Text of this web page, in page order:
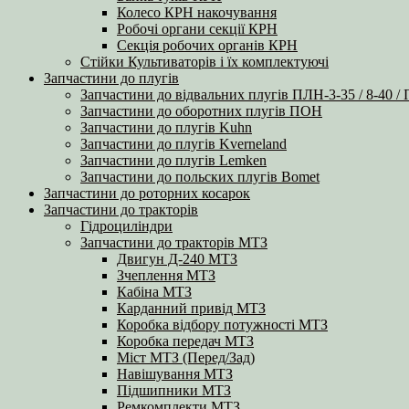
Колесо КРН накочування
Робочі органи секції КРН
Секція робочих органів КРН
Стійки Культиваторів і їх комплектуючі
Запчастини до плугів
Запчастини до відвальних плугів ПЛН-3-35 / 8-40
Запчастини до оборотних плугів ПОН
Запчастини до плугів Kuhn
Запчастини до плугів Kverneland
Запчастини до плугів Lemken
Запчастини до польских плугів Bomet
Запчастини до роторних косарок
Запчастини до тракторів
Гідроциліндри
Запчастини до тракторів МТЗ
Двигун Д-240 МТЗ
Зчеплення МТЗ
Кабіна МТЗ
Карданний привід МТЗ
Коробка відбору потужності МТЗ
Коробка передач МТЗ
Міст МТЗ (Перед/Зад)
Навішування МТЗ
Підшипники МТЗ